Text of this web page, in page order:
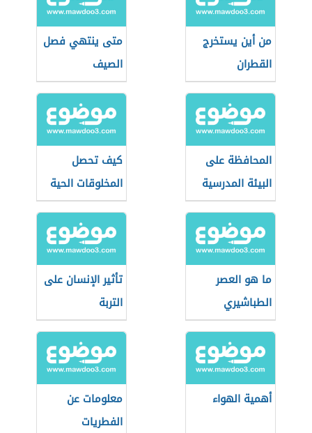
من أين يستخرج
القطران
متى ينتهي فصل
الصيف
المحافظة على
البيئة المدرسية
كيف تحصل
المخلوقات الحية
على الطاقة
ما هو العصر
الطباشيري
تأثير الإنسان على
التربة
أهمية الهواء
معلومات عن
الفطريات